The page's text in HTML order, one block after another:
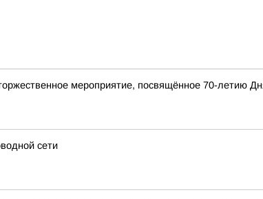
мероприятие, посвящённое 70-летию
сети